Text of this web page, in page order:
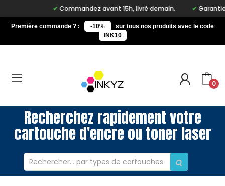
Commandez avant 15h, livré demain. Garantie
Première commande ? : -10%
sur tous nos produits avec le code
INK10
0
Recherchez rapidement votre
cartouche d'encre ou toner laser